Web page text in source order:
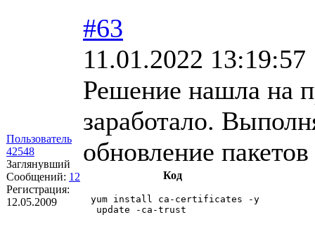
Пользователь
42548
Заглянувший
Сообщений: 12
Регистрация:
12.05.2009
#63
11.01.2022 13:19:57
Решение нашла на
заработало.
обновление
Код
yum install ca-certificates -y
update -ca-trust